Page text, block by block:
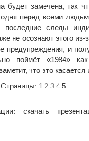
будет замечена, так
перед всеми
последние следы
не осознают этого
предупреждения, и
поймёт «1984»
что это касается
Страницы: 1 2 3 4 5
скачать